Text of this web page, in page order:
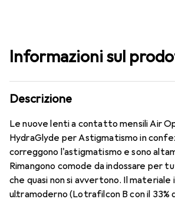
Informazioni sul
Descrizione
Le nuove lenti a contatto mensili Air
HydraGlyde per Astigmatismo in
correggono l'astigmatismo e sono
Rimangono comode da indossare per
che quasi non si avvertono. Il materiale
ultramoderno (Lotrafilcon B con il 33%